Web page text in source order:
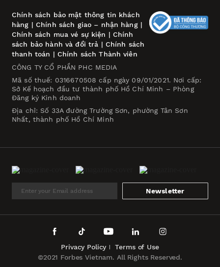
Chính sách bảo mật thông tin khách
hàng | Chính sách giao – nhận hàng|
Chính sách mua vé sự kiện | Chính
sách bảo hành và đổi trả | Chính sách
thanh toán | Chính sách Thành viên
CÔNG TY CỔ PHẦN PHC MEDIA
Mã số thuế: 0316670508 cấp ngày 09/01/2021. Nơi cấp:
Sở Kế hoạch đầu tư thành phố Hồ Chí Minh – Phòng
Đăng ký Kinh doanh
Địa chỉ: Số 33A đường Trường Sơn, phường Tân Sơn
Nhất, thành phố Hồ Chí Minh
Newsletter
©2021 Forbes Vietnam. All Rights Reserved.
Privacy Policy Terms of Use